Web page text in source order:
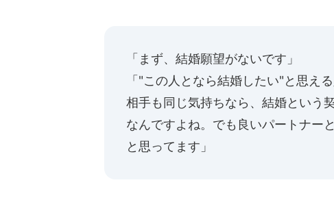
「まず、結婚願望がないです」
「"この人となら結婚したい"と思え
相手も同じ気持ちなら、結婚という
なんですよね。でも良いパートナー
と思ってます」